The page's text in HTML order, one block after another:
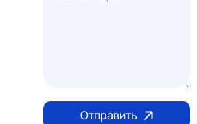
Отправить